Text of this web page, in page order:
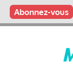
Aller
contenu
Main
Qui sommes nous ?
Vous publiez
Nous publions
Contactez-nous
Abonnez-vous